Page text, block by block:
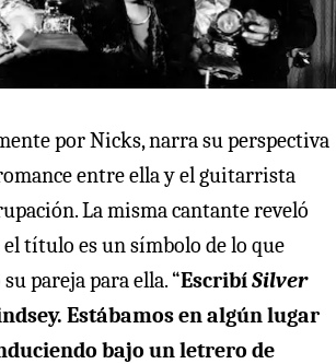
por Nicks, narra su perspectiva
entre ella y el guitarrista
La misma cantante reveló
el título es un símbolo de lo que
pareja para ella. “EscribíSilver
Estábamos en algún lugar
bajo un letrero de